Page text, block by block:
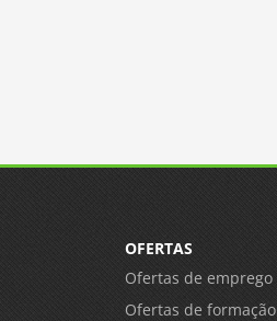
OFERTAS
Ofertas de emprego
Ofertas de formação